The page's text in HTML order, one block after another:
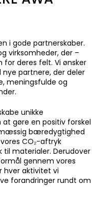
i gode partnerskaber.
virksomheder, der –
deres felt. Vi ønsker
partnere, der deler
meningsfulde og
unikke
gøre en positiv forskel
bæredygtighed
CO₂-aftryk
til materialer. Derudover
gennem vores
hver aktivitet vi
forandringer rundt om